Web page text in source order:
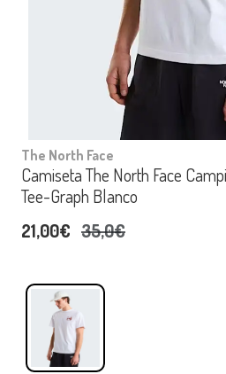
The North Face
Camiseta The North Face
Tee-Graph Blanco
21,00€ 35,0€